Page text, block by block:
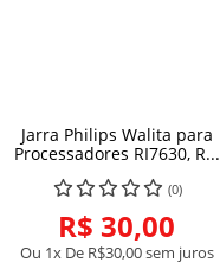
COMPRAR
Jarra Philips Walita para
Processadores RI7630, R...
(0)
R$ 30,00
Ou 1x De R$30,00sem juros